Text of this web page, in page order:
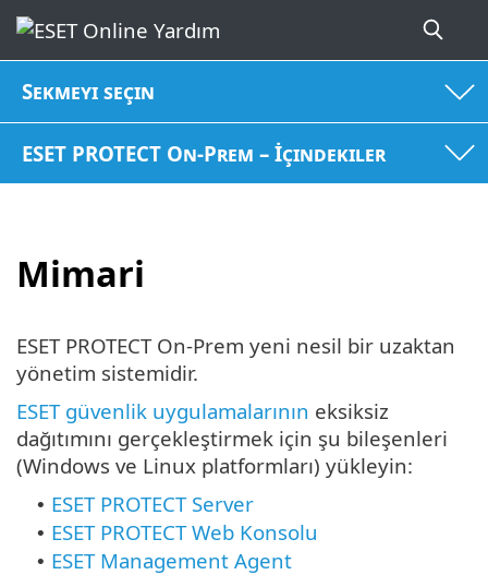
Sekmeyi seçin
ESET PROTECT On-Prem – İçindekiler
Mimari
ESET PROTECT On-Prem yeni nesil bir uzaktan
yönetim sistemidir.
ESET güvenlik uygulamalarının eksiksiz
dağıtımını gerçekleştirmek için şu bileşenleri
(Windows ve Linux platformları) yükleyin:
• ESET PROTECT Server
• ESET PROTECT Web Konsolu
• ESET Management Agent